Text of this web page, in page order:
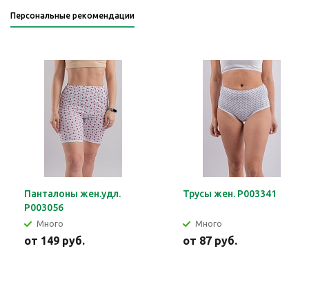
Персональные рекомендации
Панталоны жен.удл.
Р003056
Много
от 149 руб.
Трусы жен. Р003341
Много
от 87 руб.